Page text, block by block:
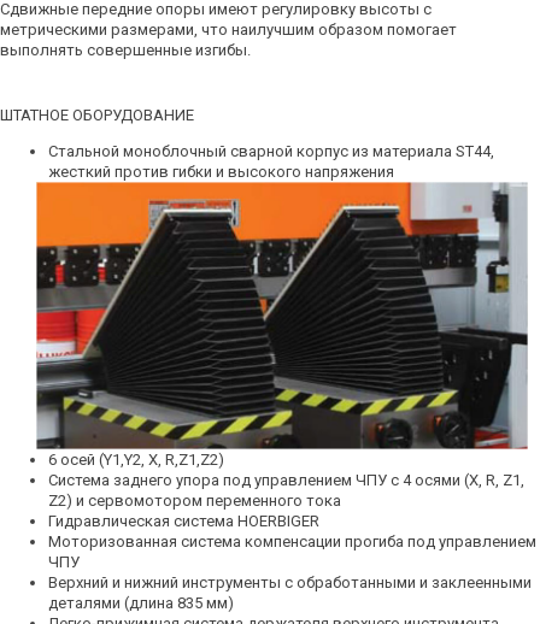
Сдвижные передние опоры имеют регулировку высоты с
метрическими размерами, что наилучшим образом помогает
выполнять совершенные изгибы.
ШТАТНОЕ ОБОРУДОВАНИЕ
Стальной моноблочный сварной корпус из материала ST44,
жесткий против гибки и высокого напряжения
6 осей (Y1,Y2, X, R,Z1,Z2)
Система заднего упора под управлением ЧПУ с 4 осями (X, R, Z1,
Z2) и сервомотором переменного тока
Гидравлическая система HOERBIGER
Моторизованная система компенсации прогиба под управлением
ЧПУ
Верхний и нижний инструменты с обработанными и заклеенными
деталями (длина 835 мм)